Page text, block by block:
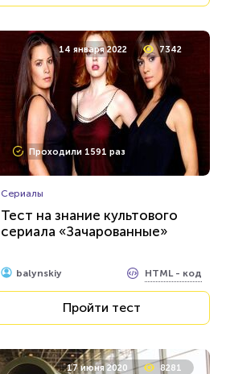
14 января 2022 7342
Проходили 1591 раз
Сериалы
Тест на знание культового
сериала «Зачарованные»
balynskiy HTML - код
Пройти тест
17 июня 2020 8281